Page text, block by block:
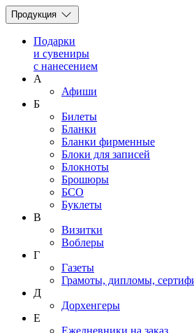
Продукция
Подарки
и сувениры
с нанесением
А
Афиши
Б
Билеты
Бланки
Бланки фирменные
Блоки для записей
Блокноты
Брошюры
БСО
Буклеты
В
Визитки
Воблеры
Г
Газеты
Грамоты, дипломы,
Д
Дорхенгеры
Е
Ежедневники на заказ